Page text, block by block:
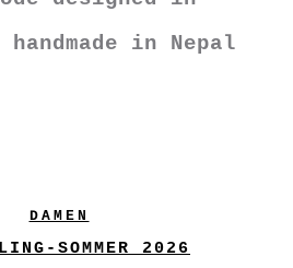
in Nepal
DAMEN
SOMMER 2026